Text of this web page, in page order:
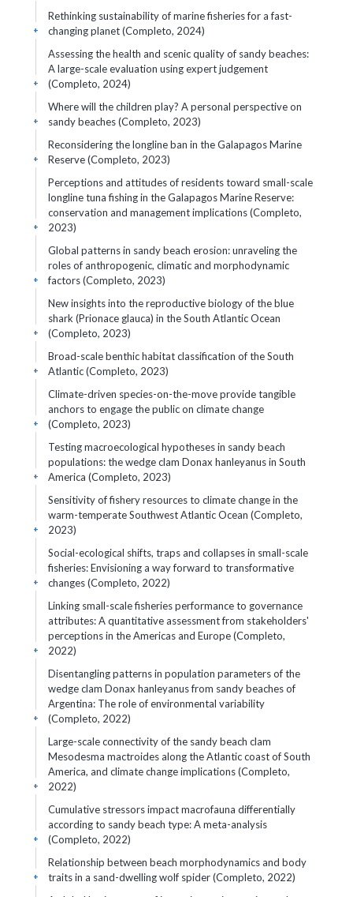
Rethinking sustainability of marine fisheries for a fast-
changing planet (Completo, 2024)
+
Assessing the health and scenic quality of sandy beaches:
A large-scale evaluation using expert judgement
(Completo, 2024)
+
Where will the children play? A personal perspective on
sandy beaches (Completo, 2023)
+
Reconsidering the longline ban in the Galapagos Marine
Reserve (Completo, 2023)
+
Perceptions and attitudes of residents toward small-scale
longline tuna fishing in the Galapagos Marine Reserve:
conservation and management implications (Completo,
2023)
+
Global patterns in sandy beach erosion: unraveling the
roles of anthropogenic, climatic and morphodynamic
factors (Completo, 2023)
+
New insights into the reproductive biology of the blue
shark (Prionace glauca) in the South Atlantic Ocean
(Completo, 2023)
+
Broad-scale benthic habitat classification of the South
Atlantic (Completo, 2023)
+
Climate-driven species-on-the-move provide tangible
anchors to engage the public on climate change
(Completo, 2023)
+
Testing macroecological hypotheses in sandy beach
populations: the wedge clam Donax hanleyanus in South
America (Completo, 2023)
+
Sensitivity of fishery resources to climate change in the
warm-temperate Southwest Atlantic Ocean (Completo,
2023)
+
Social-ecological shifts, traps and collapses in small-scale
fisheries: Envisioning a way forward to transformative
changes (Completo, 2022)
+
Linking small-scale fisheries performance to governance
attributes: A quantitative assessment from stakeholders'
perceptions in the Americas and Europe (Completo,
2022)
+
Disentangling patterns in population parameters of the
wedge clam Donax hanleyanus from sandy beaches of
Argentina: The role of environmental variability
(Completo, 2022)
+
Large-scale connectivity of the sandy beach clam
Mesodesma mactroides along the Atlantic coast of South
America, and climate change implications (Completo,
2022)
+
Cumulative stressors impact macrofauna differentially
according to sandy beach type: A meta-analysis
(Completo, 2022)
+
Relationship between beach morphodynamics and body
traits in a sand-dwelling wolf spider (Completo, 2022)
+